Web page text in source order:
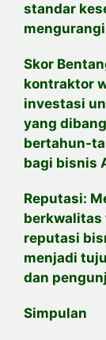
standar
Skor
kontraktor
investasi
yang
bertahun-
bagi bisnis
Reputasi:
berkwalitas
reputasi
menjadi
dan
Simpulan